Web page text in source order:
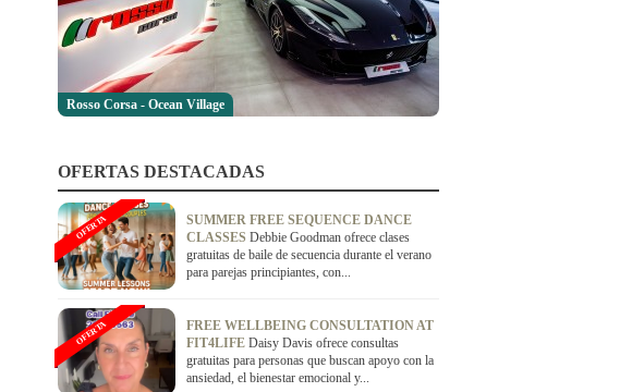
Rosso Corsa - Ocean Village
OFERTAS DESTACADAS
SUMMER FREE SEQUENCE DANCE
CLASSES Debbie Goodman ofrece clases
gratuitas de baile de secuencia durante el verano
para parejas principiantes, con...
OFERTA
FREE WELLBEING CONSULTATION AT
FIT4LIFE Daisy Davis ofrece consultas
gratuitas para personas que buscan apoyo con la
ansiedad, el bienestar emocional y...
OFERTA